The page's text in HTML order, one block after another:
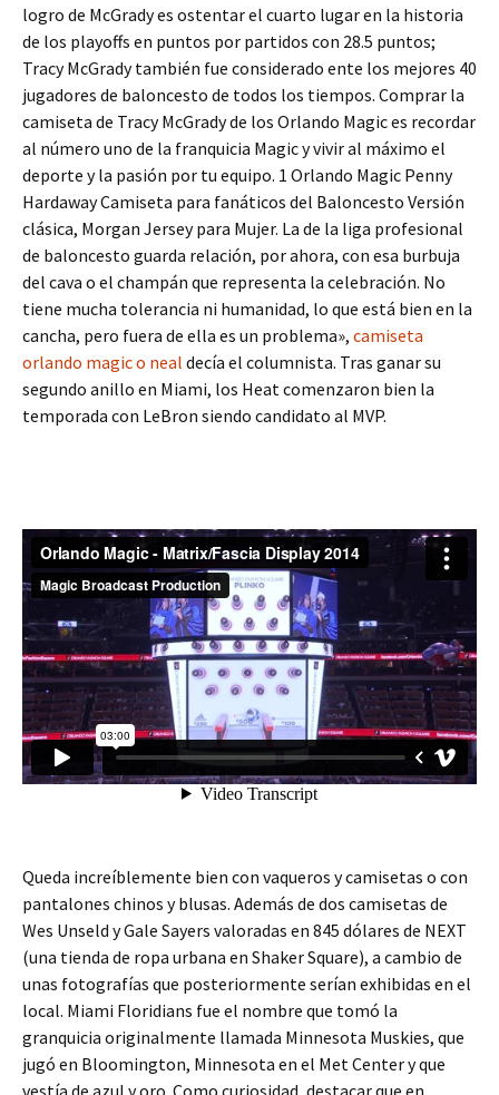
logro de McGrady es ostentar el cuarto lugar en la historia
de los playoffs en puntos por partidos con 28.5 puntos;
Tracy McGrady también fue considerado ente los mejores 40
jugadores de baloncesto de todos los tiempos. Comprar la
camiseta de Tracy McGrady de los Orlando Magic es recordar
al número uno de la franquicia Magic y vivir al máximo el
deporte y la pasión por tu equipo. 1 Orlando Magic Penny
Hardaway Camiseta para fanáticos del Baloncesto Versión
clásica, Morgan Jersey para Mujer. La de la liga profesional
de baloncesto guarda relación, por ahora, con esa burbuja
del cava o el champán que representa la celebración. No
tiene mucha tolerancia ni humanidad, lo que está bien en la
cancha, pero fuera de ella es un problema», camiseta
orlando magic o neal decía el columnista. Tras ganar su
segundo anillo en Miami, los Heat comenzaron bien la
temporada con LeBron siendo candidato al MVP.
Queda increíblemente bien con vaqueros y camisetas o con
pantalones chinos y blusas. Además de dos camisetas de
Wes Unseld y Gale Sayers valoradas en 845 dólares de NEXT
(una tienda de ropa urbana en Shaker Square), a cambio de
unas fotografías que posteriormente serían exhibidas en el
local. Miami Floridians fue el nombre que tomó la
granquicia originalmente llamada Minnesota Muskies, que
jugó en Bloomington, Minnesota en el Met Center y que
vestía de azul y oro. Como curiosidad, destacar que en